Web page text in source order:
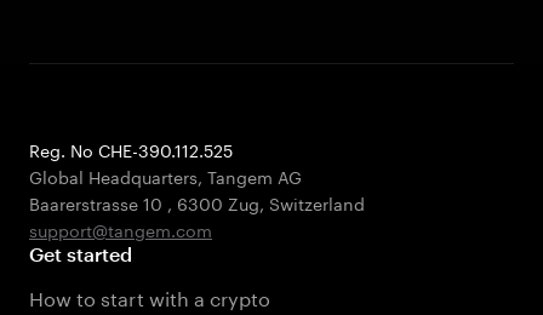
Reg. No CHE-390.112.525
Global Headquarters, Tangem AG
Baarerstrasse 10 , 6300 Zug, Switzerland
support@tangem.com
Get started
How to start with a crypto